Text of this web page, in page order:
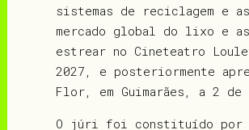
sistemas de reciclagem e
mercado global do lixo e
estrear no Cineteatro
2027, e posteriormente
Flor, em Guimarães, a 2 de
O júri foi constituído por